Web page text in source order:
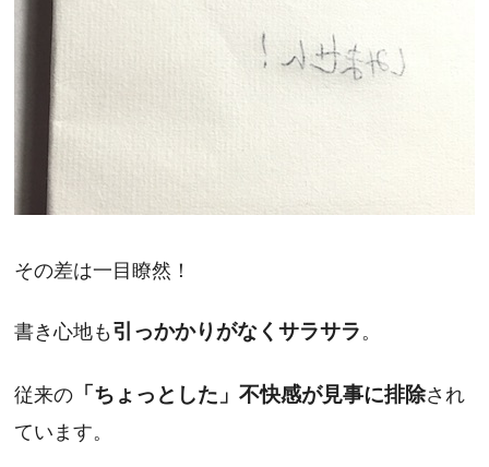
その差は一目瞭然！
書き心地も引っかかりがなくサラサラ。
従来の 「ちょっとした」不快感が見事に排除され
ています。